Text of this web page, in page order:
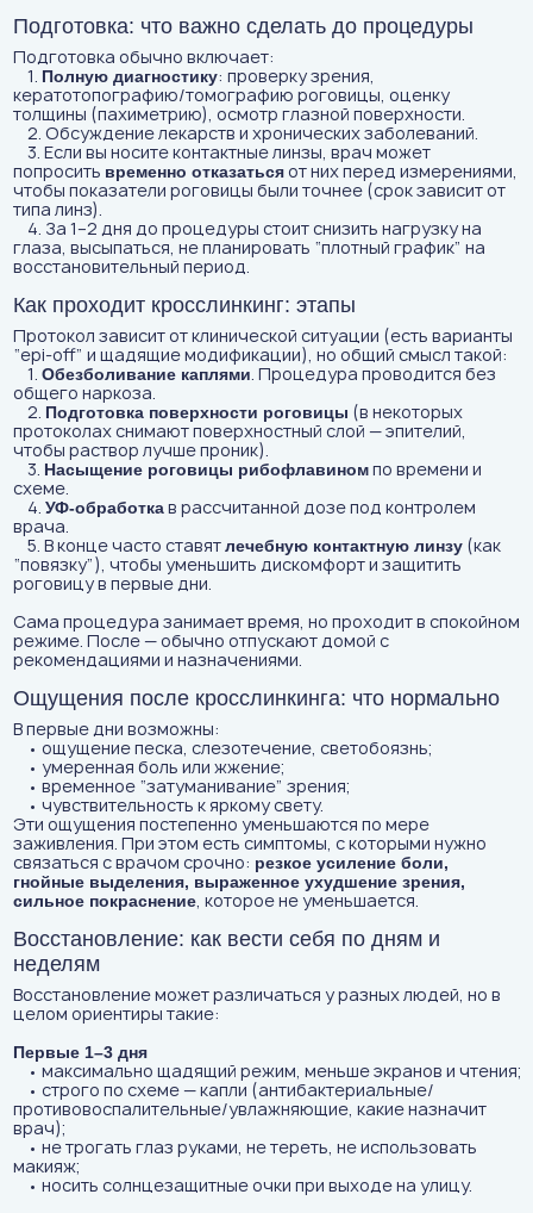
Подготовка: что важно сделать до процедуры
Подготовка обычно включает:
1. Полную диагностику: проверку зрения,
кератотопографию/томографию роговицы, оценку
толщины (пахиметрию), осмотр глазной поверхности.
2. Обсуждение лекарств и хронических заболеваний.
3. Если вы носите контактные линзы, врач может
попросить временно отказатьсяот них перед измерениями,
чтобы показатели роговицы были точнее (срок зависит от
типа линз).
4. За 1–2 дня до процедуры стоит снизить нагрузку на
глаза, высыпаться, не планировать “плотный график” на
восстановительный период.
Как проходит кросслинкинг: этапы
Протокол зависит от клинической ситуации (есть варианты
“epi-off” и щадящие модификации), но общий смысл такой:
1. Обезболивание каплями. Процедура проводится без
общего наркоза.
2. Подготовка поверхности роговицы (в некоторых
протоколах снимают поверхностный слой — эпителий,
чтобы раствор лучше проник).
3. Насыщение роговицы рибофлавиномпо времени и
схеме.
4. УФ-обработкав рассчитанной дозе под контролем
врача.
5. В конце часто ставятлечебную контактную линзу(как
“повязку”), чтобы уменьшить дискомфорт и защитить
роговицу в первые дни.
Сама процедура занимает время, но проходит в спокойном
режиме. После — обычно отпускают домой с
рекомендациями и назначениями.
Ощущения после кросслинкинга: что нормально
В первые дни возможны:
• ощущение песка, слезотечение, светобоязнь;
• умеренная боль или жжение;
• временное “затуманивание” зрения;
• чувствительность к яркому свету.
Эти ощущения постепенно уменьшаются по мере
заживления. При этом есть симптомы, с которыми нужно
связаться с врачом срочно: резкое усиление боли,
гнойные выделения, выраженное ухудшение зрения,
сильное покраснение, которое не уменьшается.
Восстановление: как вести себя по дням и
неделям
Восстановление может различаться у разных людей, но в
целом ориентиры такие:
Первые 1–3 дня
• максимально щадящий режим, меньше экранов и чтения;
• строго по схеме — капли (антибактериальные/
противовоспалительные/увлажняющие, какие назначит
врач);
• не трогать глаз руками, не тереть, не использовать
макияж;
• носить солнцезащитные очки при выходе на улицу.